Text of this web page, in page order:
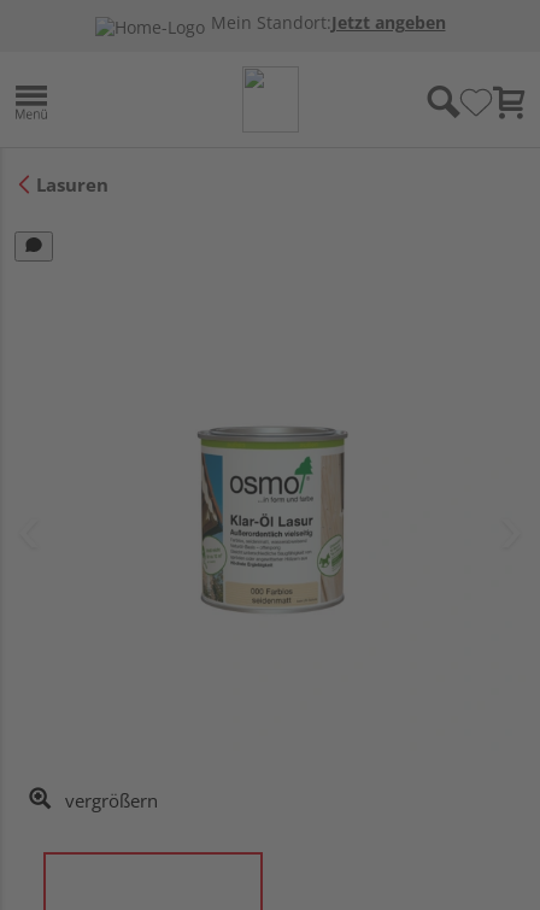
Mein Standort:Jetzt angeben
Lasuren
vergrößern